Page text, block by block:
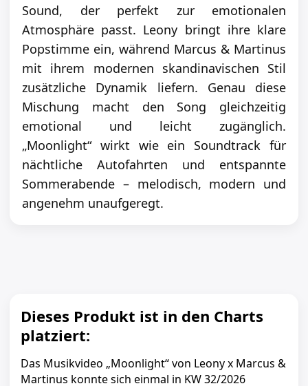
Sound, der perfekt zur emotionalen
Atmosphäre passt. Leony bringt ihre klare
Popstimme ein, während Marcus & Martinus
mit ihrem modernen skandinavischen Stil
zusätzliche Dynamik liefern. Genau diese
Mischung macht den Song gleichzeitig
emotional und leicht zugänglich.
„Moonlight“ wirkt wie ein Soundtrack für
nächtliche Autofahrten und entspannte
Sommerabende – melodisch, modern und
angenehm unaufgeregt.
Dieses Produkt ist in den Charts
platziert:
Das Musikvideo „Moonlight“ von Leony x Marcus &
Martinus konnte sich einmal in KW 32/2026